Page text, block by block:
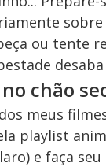
sobre
ou tente
chão
meus
playlist
e faça